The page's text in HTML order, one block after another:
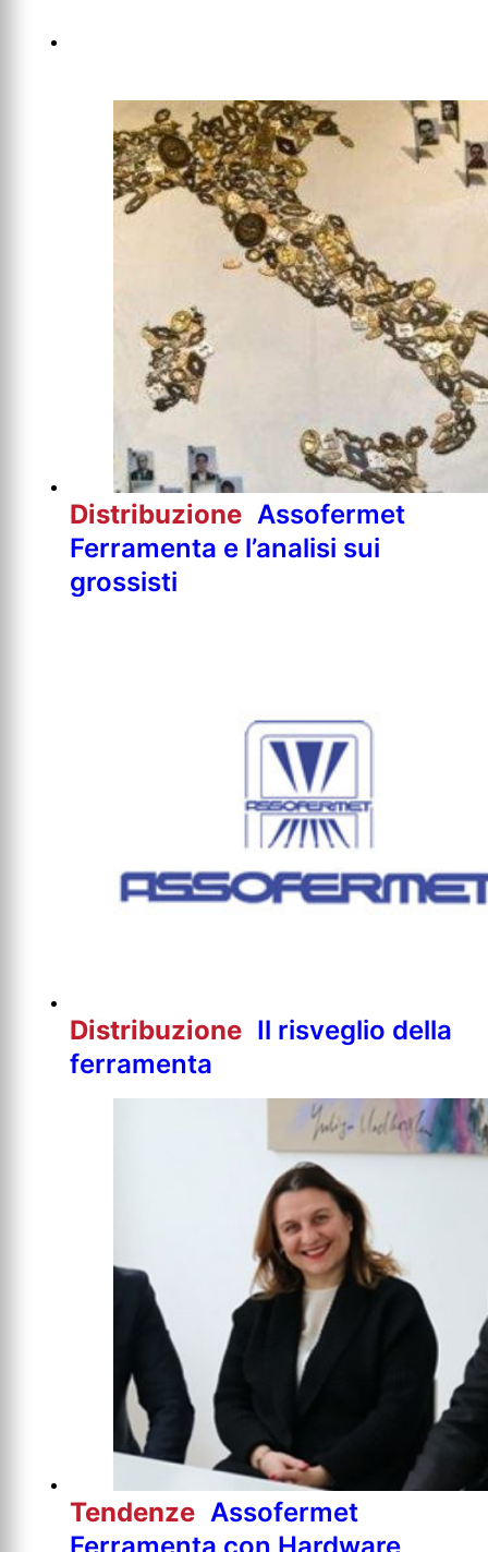
Distribuzione Assofermet
Ferramenta e l’analisi sui
grossisti
Distribuzione Il risveglio della
ferramenta
Tendenze Assofermet